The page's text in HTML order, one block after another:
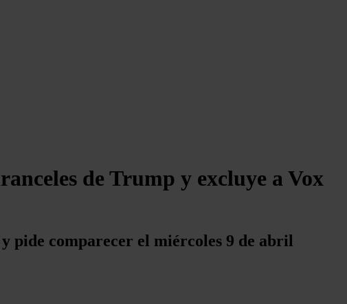
de Trump y excluye a Vox
pide comparecer el miércoles 9 de abril